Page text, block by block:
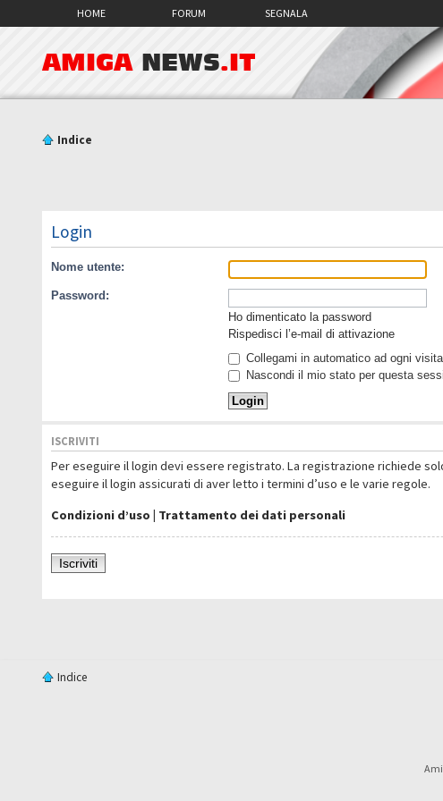
HOME FORUM SEGNALA
AMIGA NEWS.IT
Indice
Login
Nome utente:
Password:
Ho dimenticato la password
Rispedisci l’e-mail di attivazione
Collegami in automatico ad ogni visita
Nascondi il mio stato per questa
ISCRIVITI
Per eseguire il login devi essere registrato. La registrazione richiede
eseguire il login assicurati di aver letto i termini d’uso e le varie regole.
Condizioni d’uso | Trattamento dei dati personali
Iscriviti
Indice